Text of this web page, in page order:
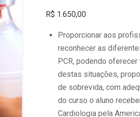
R$ 1.650,00
Proporcionar aos
reconhecer as
PCR, podendo
destas situações,
de sobrevida, com
do curso o aluno
Cardiologia pela